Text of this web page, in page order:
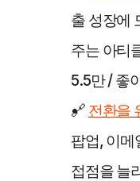
출 성장에
주는 아티
5.5만 / 좋
🔗 전환을
팝업, 이메
접점을 늘